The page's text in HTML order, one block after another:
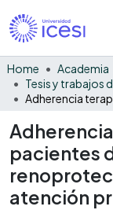
Home Academia
Tesis y trabajos
pacientes
atención